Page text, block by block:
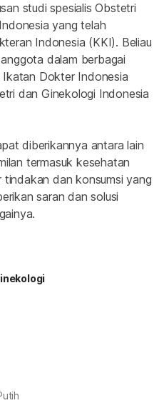
studi spesialis Obstetri
yang telah
Indonesia (KKI). Beliau
dalam berbagai
Dokter Indonesia
dan Ginekologi Indonesia
diberikannya antara lain
termasuk kesehatan
tindakan dan konsumsi yang
saran dan solusi